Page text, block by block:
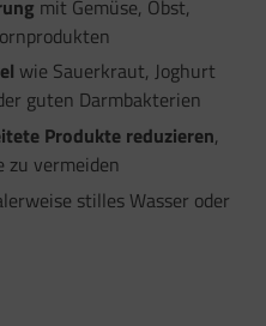
mit Gemüse, Obst,
wie Sauerkraut, Joghurt
guten Darmbakterien
Produkte reduzieren,
zu vermeiden
stilles Wasser oder